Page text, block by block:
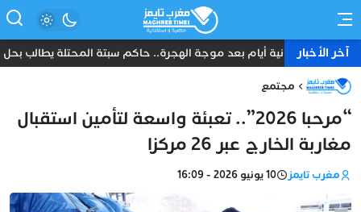
آخر الأخبارثمانية أيام بعد موجة الهجرة.. حاكم سبتة المحتلة يطالب بحل
مجتمع
“مرحبا 2026”.. تعبئة واسعة لتأمين استقبال
مغاربة الخارج عبر 26 مركزا
مغرب تايمز 10 يونيو 2026 - 16:09